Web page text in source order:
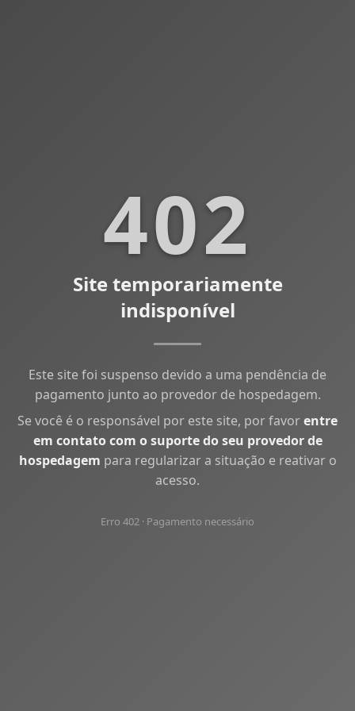
402
Site temporariamente
indisponível
Este site foi suspenso devido a uma pendência de
pagamento junto ao provedor de hospedagem.
Se você é o responsável por este site, por favorentre
em contato com o suporte do seu provedor de
hospedagem para regularizar a situação e reativar o
acesso.
Erro 402 · Pagamento necessário